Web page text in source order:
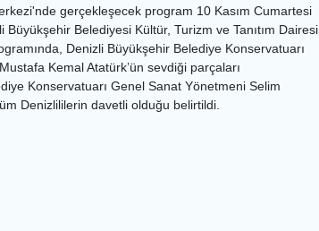
gerçekleşecek program 10 Kasım Cumartesi
Belediyesi Kültür, Turizm ve Tanıtım Dairesi
Denizli Büyükşehir Belediye Konservatuarı
Kemal Atatürk’ün sevdiği parçaları
Konservatuarı Genel Sanat Yönetmeni Selim
Denizlililerin davetli olduğu belirtildi.